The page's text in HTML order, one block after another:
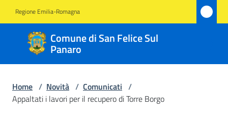
Regione Emilia-Romagna
Comune di San Felice Sul
Panaro
Comune
di San
Felice
Sul
Panaro
Home / Novità / Comunicati /
Appaltati i lavori per il recupero di Torre Borgo